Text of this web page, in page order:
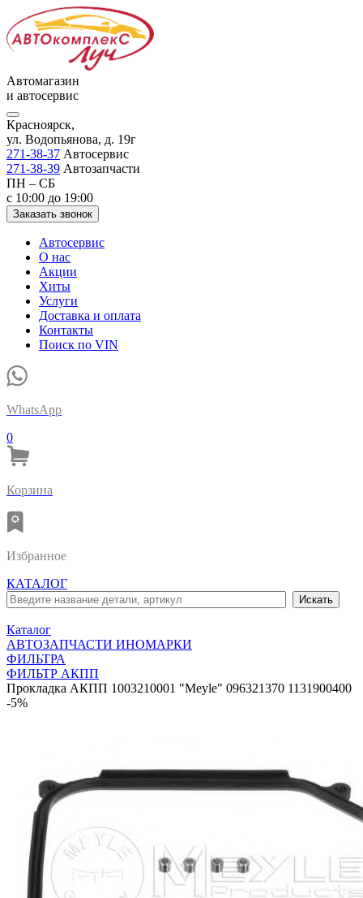
Автомагазин
и автосервис
Красноярск,
ул. Водопьянова, д. 19г
271-38-37 Автосервис
271-38-39 Автозапчасти
ПН – СБ
с 10:00 до 19:00
Заказать звонок
Автосервис
О нас
Акции
Хиты
Услуги
Доставка и оплата
Контакты
Поиск по VIN
WhatsApp
0
Корзина
Избранное
КАТАЛОГ
Каталог
АВТОЗАПЧАСТИ ИНОМАРКИ
ФИЛЬТРА
ФИЛЬТР АКПП
Прокладка АКПП 1003210001 "Meyle" 096321370 1131900400
-5%